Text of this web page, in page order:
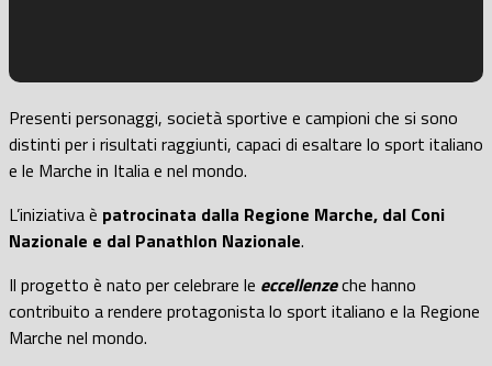
Presenti personaggi, società sportive e campioni che si sono
distinti per i risultati raggiunti, capaci di esaltare lo sport italiano
e le Marche in Italia e nel mondo.
L’iniziativa è patrocinata dalla Regione Marche, dal Coni
Nazionale e dal Panathlon Nazionale.
Il progetto è nato per celebrare le eccellenzeche hanno
contribuito a rendere protagonista lo sport italiano e la Regione
Marche nel mondo.